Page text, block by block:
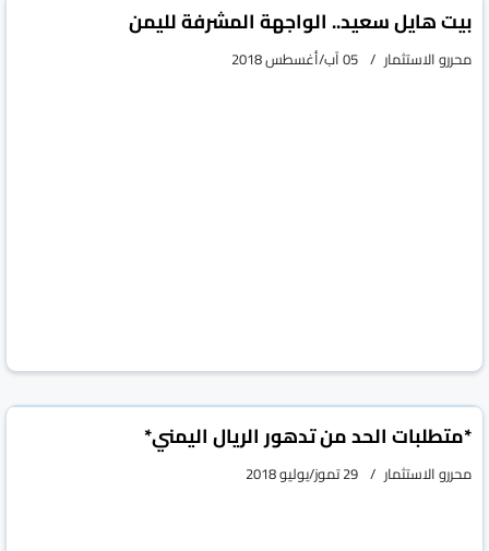
بيت هايل سعيد.. الواجهة المشرفة لليمن
محررو الاستثمار 05 آب/أغسطس 2018
*متطلبات الحد من تدهور الريال اليمني*
محررو الاستثمار 29 تموز/يوليو 2018